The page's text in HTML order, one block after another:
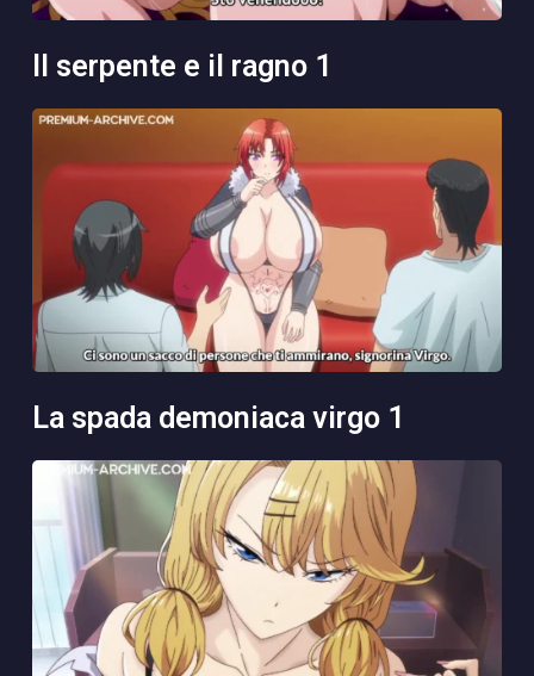
il serpente e il ragno 1
la spada demoniaca virgo 1